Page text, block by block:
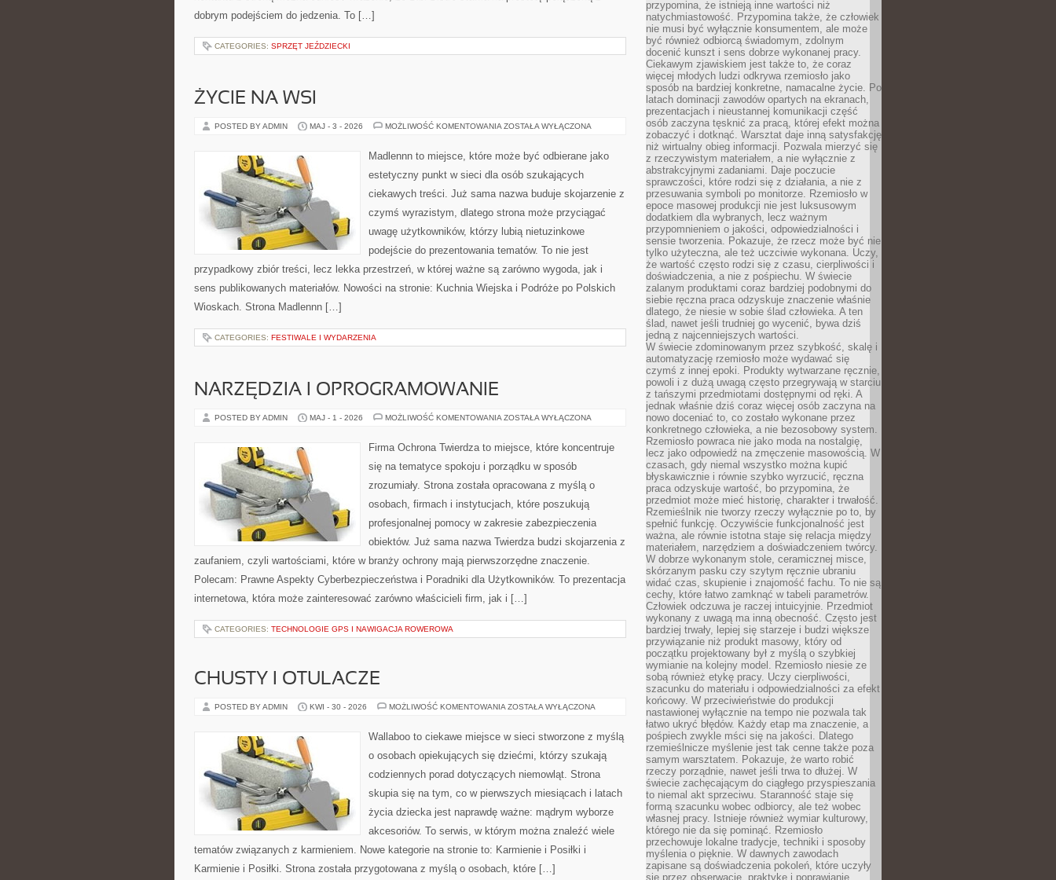
dobrym podejściem do jedzenia. To […]
CATEGORIES: SPRZĘT JEŹDZIECKI
ŻYCIE NA WSI
POSTED BY ADMIN MAJ - 3 - 2026 MOŻLIWOŚĆ KOMENTOWANIA ŻYCIE
ZOSTAŁA WYŁĄCZONA
Madlennn to miejsce, które może być odbierane jako
estetyczny punkt w sieci dla osób szukających
ciekawych treści. Już sama nazwa buduje skojarzenie z
czymś wyrazistym, dlatego strona może przyciągać
uwagę użytkowników, którzy lubią nietuzinkowe
podejście do prezentowania tematów. To nie jest
przypadkowy zbiór treści, lecz lekka przestrzeń, w której ważne są zarówno wygoda, jak i
sens publikowanych materiałów. Nowości na stronie: Kuchnia Wiejska i Podróże po Polskich
Wioskach. Strona Madlennn […]
CATEGORIES: FESTIWALE I WYDARZENIA
NARZĘDZIA I OPROGRAMOWANIE
POSTED BY ADMIN MAJ - 1 - 2026 MOŻLIWOŚĆ KOMENTOWANIA NARZĘDZIA
ZOSTAŁA WYŁĄCZONA
Firma Ochrona Twierdza to miejsce, które koncentruje
się na tematyce spokoju i porządku w sposób
zrozumiały. Strona została opracowana z myślą o
osobach, firmach i instytucjach, które poszukują
profesjonalnej pomocy w zakresie zabezpieczenia
obiektów. Już sama nazwa Twierdza budzi skojarzenia z
zaufaniem, czyli wartościami, które w branży ochrony mają pierwszorzędne znaczenie.
Polecam: Prawne Aspekty Cyberbezpieczeństwa i Poradniki dla Użytkowników. To prezentacja
internetowa, która może zainteresować zarówno właścicieli firm, jak i […]
CATEGORIES: TECHNOLOGIE GPS I NAWIGACJA ROWEROWA
CHUSTY I OTULACZE
POSTED BY ADMIN KWI - 30 - 2026 MOŻLIWOŚĆ KOMENTOWANIA CHUSTY
ZOSTAŁA WYŁĄCZONA
Wallaboo to ciekawe miejsce w sieci stworzone z myślą
o osobach opiekujących się dziećmi, którzy szukają
codziennych porad dotyczących niemowląt. Strona
skupia się na tym, co w pierwszych miesiącach i latach
życia dziecka jest naprawdę ważne: mądrym wyborze
akcesoriów. To serwis, w którym można znaleźć wiele
tematów związanych z karmieniem. Nowe kategorie na stronie to: Karmienie i Posiłki i
Karmienie i Posiłki. Strona została przygotowana z myślą o osobach, które […]
przypomina, że istnieją inne wartości niż
natychmiastowość. Przypomina także, że człowiek
nie musi być wyłącznie konsumentem, ale może
być również odbiorcą świadomym, zdolnym
docenić kunszt i sens dobrze wykonanej pracy.
Ciekawym zjawiskiem jest także to, że coraz
więcej młodych ludzi odkrywa rzemiosło jako
sposób na bardziej konkretne, namacalne życie. Po
latach dominacji zawodów opartych na ekranach,
prezentacjach i nieustannej komunikacji część
osób zaczyna tęsknić za pracą, której efekt można
zobaczyć i dotknąć. Warsztat daje inną satysfakcję
niż wirtualny obieg informacji. Pozwala mierzyć się
z rzeczywistym materiałem, a nie wyłącznie z
abstrakcyjnymi zadaniami. Daje poczucie
sprawczości, które rodzi się z działania, a nie z
przesuwania symboli po monitorze. Rzemiosło w
epoce masowej produkcji nie jest luksusowym
dodatkiem dla wybranych, lecz ważnym
przypomnieniem o jakości, odpowiedzialności i
sensie tworzenia. Pokazuje, że rzecz może być nie
tylko użyteczna, ale też uczciwie wykonana. Uczy,
że wartość często rodzi się z czasu, cierpliwości i
doświadczenia, a nie z pośpiechu. W świecie
zalanym produktami coraz bardziej podobnymi do
siebie ręczna praca odzyskuje znaczenie właśnie
dlatego, że niesie w sobie ślad człowieka. A ten
ślad, nawet jeśli trudniej go wycenić, bywa dziś
jedną z najcenniejszych wartości.
W świecie zdominowanym przez szybkość, skalę i
automatyzację rzemiosło może wydawać się
czymś z innej epoki. Produkty wytwarzane ręcznie,
powoli i z dużą uwagą często przegrywają w starciu
z tańszymi przedmiotami dostępnymi od ręki. A
jednak właśnie dziś coraz więcej osób zaczyna na
nowo doceniać to, co zostało wykonane przez
konkretnego człowieka, a nie bezosobowy system.
Rzemiosło powraca nie jako moda na nostalgię,
lecz jako odpowiedź na zmęczenie masowością. W
czasach, gdy niemal wszystko można kupić
błyskawicznie i równie szybko wyrzucić, ręczna
praca odzyskuje wartość, bo przypomina, że
przedmiot może mieć historię, charakter i trwałość.
Rzemieślnik nie tworzy rzeczy wyłącznie po to, by
spełnić funkcję. Oczywiście funkcjonalność jest
ważna, ale równie istotna staje się relacja między
materiałem, narzędziem a doświadczeniem twórcy.
W dobrze wykonanym stole, ceramicznej misce,
skórzanym pasku czy szytym ręcznie ubraniu
widać czas, skupienie i znajomość fachu. To nie są
cechy, które łatwo zamknąć w tabeli parametrów.
Człowiek odczuwa je raczej intuicyjnie. Przedmiot
wykonany z uwagą ma inną obecność. Często jest
bardziej trwały, lepiej się starzeje i budzi większe
przywiązanie niż produkt masowy, który od
początku projektowany był z myślą o szybkiej
wymianie na kolejny model. Rzemiosło niesie ze
sobą również etykę pracy. Uczy cierpliwości,
szacunku do materiału i odpowiedzialności za efekt
końcowy. W przeciwieństwie do produkcji
nastawionej wyłącznie na tempo nie pozwala tak
łatwo ukryć błędów. Każdy etap ma znaczenie, a
pośpiech zwykle mści się na jakości. Dlatego
rzemieślnicze myślenie jest tak cenne także poza
samym warsztatem. Pokazuje, że warto robić
rzeczy porządnie, nawet jeśli trwa to dłużej. W
świecie zachęcającym do ciągłego przyspieszania
to niemal akt sprzeciwu. Staranność staje się
formą szacunku wobec odbiorcy, ale też wobec
własnej pracy. Istnieje również wymiar kulturowy,
którego nie da się pominąć. Rzemiosło
przechowuje lokalne tradycje, techniki i sposoby
myślenia o pięknie. W dawnych zawodach
zapisane są doświadczenia pokoleń, które uczyły
się przez obserwację, praktykę i poprawianie